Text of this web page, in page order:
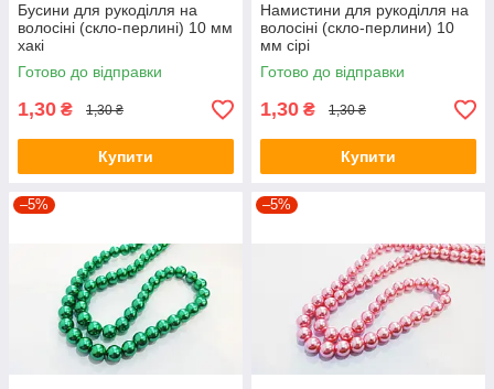
Бусини для рукоділля на
волосіні (скло-перлині) 10 мм
хакі
Готово до відправки
1,30 ₴ 1,30 ₴
Купити
Намистини для рукоділля на
волосіні (скло-перлини) 10
мм сірі
Готово до відправки
1,30 ₴ 1,30 ₴
Купити
–5% –5%